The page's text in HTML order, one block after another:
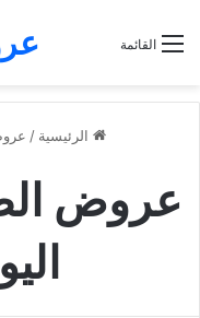
القائمة
الرئيسية /
عروض